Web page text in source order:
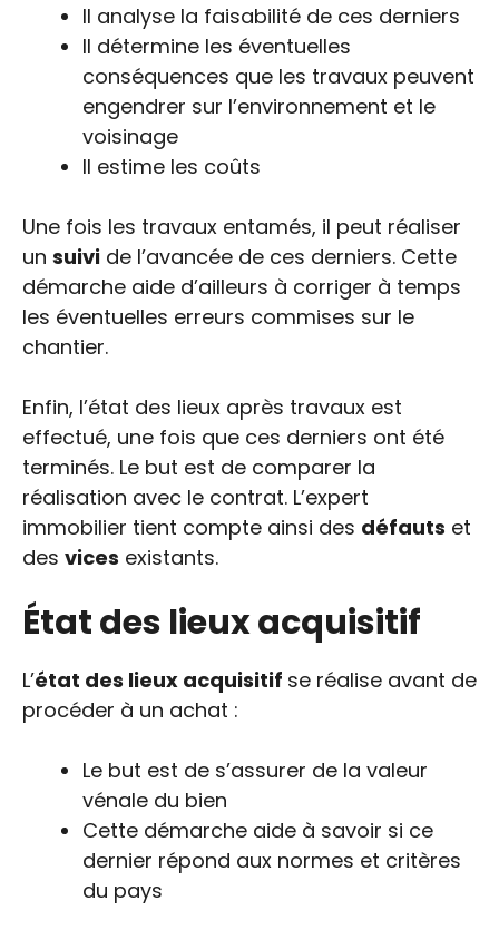
Il analyse la faisabilité de ces derniers
Il détermine les éventuelles
conséquences que les travaux peuvent
engendrer sur l’environnement et le
voisinage
Il estime les coûts
Une fois les travaux entamés, il peut réaliser
un suivi de l’avancée de ces derniers. Cette
démarche aide d’ailleurs à corriger à temps
les éventuelles erreurs commises sur le
chantier.
Enfin, l’état des lieux après travaux est
effectué, une fois que ces derniers ont été
terminés. Le but est de comparer la
réalisation avec le contrat. L’expert
immobilier tient compte ainsi des défauts et
des vices existants.
État des lieux acquisitif
L’état des lieux acquisitif se réalise avant de
procéder à un achat :
Le but est de s’assurer de la valeur
vénale du bien
Cette démarche aide à savoir si ce
dernier répond aux normes et critères
du pays